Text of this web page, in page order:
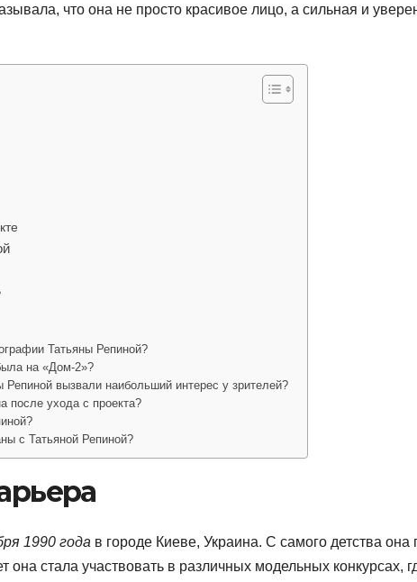
что она не просто красивое лицо, а сильная и
Татьяны Репиной?
на «Дом-2»?
Репиной вызвали наибольший интерес у зрителей?
после ухода с проекта?
с Татьяной Репиной?
1990 года в городе Киеве, Украина. С самого детства она
она стала участвовать в различных модельных конкурсах,